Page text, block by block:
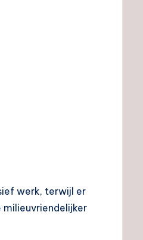
werk, terwijl er
milieuvriendelijker